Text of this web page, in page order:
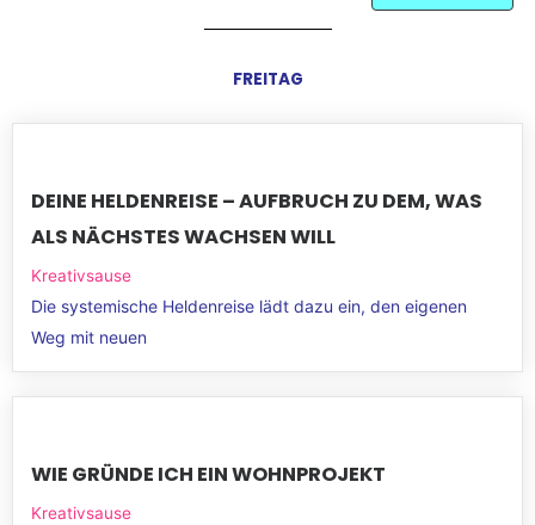
FREITAG
DEINE HELDENREISE – AUFBRUCH ZU DEM, WAS
ALS NÄCHSTES WACHSEN WILL
Kreativsause
Die systemische Heldenreise lädt dazu ein, den eigenen
Weg mit neuen
WIE GRÜNDE ICH EIN WOHNPROJEKT
Kreativsause